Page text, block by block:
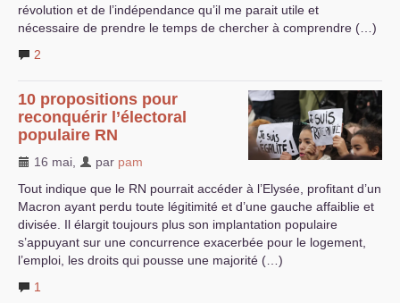
révolution et de l’indépendance qu’il me parait utile et
nécessaire de prendre le temps de chercher à comprendre (…)
2
10 propositions pour
reconquérir l’électoral
populaire RN
16 mai par pam
Tout indique que le RN pourrait accéder à l’Elysée, profitant d’un
Macron ayant perdu toute légitimité et d’une gauche affaiblie et
divisée. Il élargit toujours plus son implantation populaire
s’appuyant sur une concurrence exacerbée pour le logement,
l’emploi, les droits qui pousse une majorité (…)
1